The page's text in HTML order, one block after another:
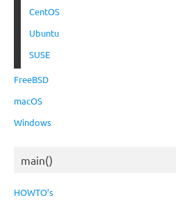
CentOS
Ubuntu
SUSE
FreeBSD
macOS
Windows
main()
HOWTO’s